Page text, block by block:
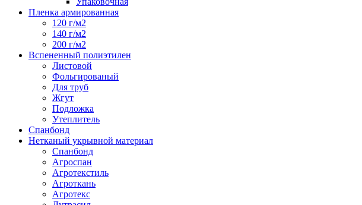
Пленка армированная
120 г/м2
140 г/м2
200 г/м2
Вспененный полиэтилен
Листовой
Фольгированый
Для труб
Жгут
Подложка
Утеплитель
Спанбонд
Нетканый укрывной материал
Спанбонд
Агроспан
Агротекстиль
Агроткань
Агротекс